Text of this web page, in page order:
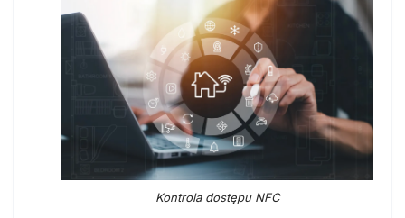
Kontrola dostępu NFC